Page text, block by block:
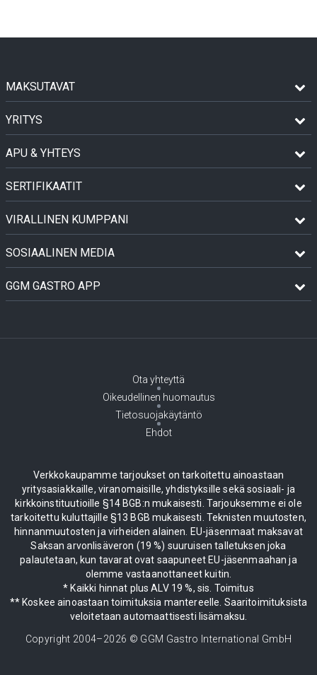
MAKSUTAVAT
YRITYS
APU & YHTEYS
SERTIFIKAATIT
VIRALLINEN KUMPPANI
SOSIAALINEN MEDIA
GGM GASTRO APP
Ota yhteyttä
Oikeudellinen huomautus
Tietosuojakäytäntö
Ehdot
Verkkokaupamme tarjoukset on tarkoitettu ainoastaan
yritysasiakkaille, viranomaisille, yhdistyksille sekä sosiaali- ja
kirkkoinstituutioille §14 BGB:n mukaisesti. Tarjouksemme ei ole
tarkoitettu kuluttajille §13 BGB mukaisesti. Teknisten muutosten,
hinnanmuutosten ja virheiden alainen. EU-jäsenmaat maksavat
Saksan arvonlisäveron (19 %) suuruisen talletuksen joka
palautetaan, kun tavarat ovat saapuneet EU-jäsenmaahan ja
olemme vastaanottaneet kuitin.
* Kaikki hinnat plus ALV 19 %, sis. Toimitus
** Koskee ainoastaan toimituksia mantereelle. Saaritoimituksista
veloitetaan automaattisesti lisämaksu.
Copyright 2004–2026 © GGM Gastro International GmbH